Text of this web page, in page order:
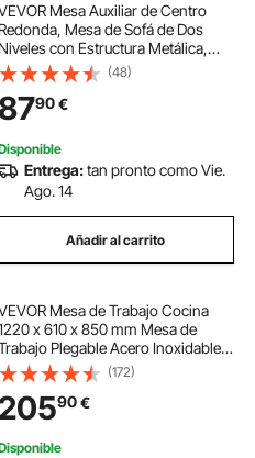
Mesa Auxiliar de Centro
Redonda, Mesa de Sofá de Dos
Niveles con Estructura Metálica,
Almacenamiento Abierto y Carga
de 34,9 kg, Marrón Rústico, 80,5 x
80,5 x 44 cm, Estilo Clásico-
Moderno
(48)
8790€
Entrega:tan pronto como Vie.
Ago. 14
Añadir al carrito
Mesa de Trabajo Cocina
x 610 x 850 mm Mesa de
Plegable Acero Inoxidable
con Estante Extraíble 350 kg Carga
Mesa Acero Inoxidable con Pies
Ajustables para Camping Cocina
Comercial
(172)
20590€